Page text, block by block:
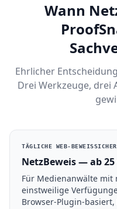
Wann
Ehrlicher
Drei Werkzeuge, drei
TÄGLICHE WEB-
NetzBeweis— ab
Für Medienanwälte mit
einstweilige
Browser-Plugin-